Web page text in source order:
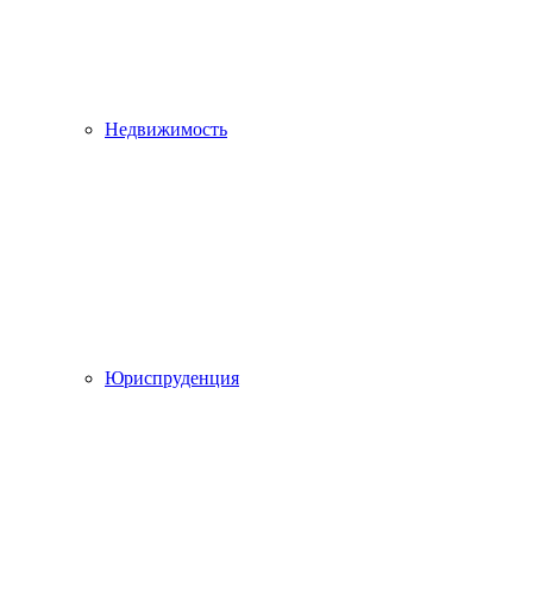
Недвижимость
Юриспруденция